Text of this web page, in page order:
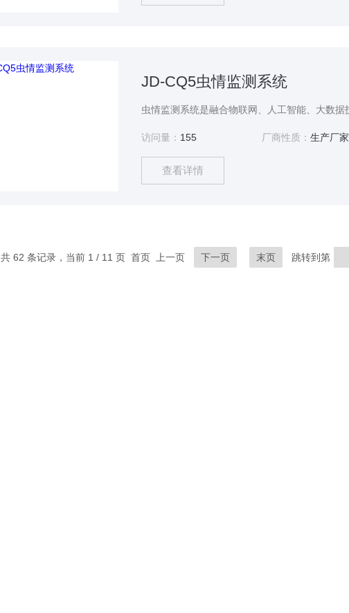
JD-CQ5虫情监测系统
访问量： 155 厂商性质： 生产厂家
查看详情
共 62 条记录，当前 1 / 11 页 首页 上一页 下一页 末页 跳转到第